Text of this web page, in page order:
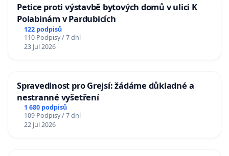
Petice proti výstavbě bytových domů v ulici K
Polabinám v Pardubicích
122 podpisů
110 Podpisy / 7 dní
23 Jul 2026
Spravedlnost pro Grejsí: žádáme důkladné a
nestranné vyšetření
1 680 podpisů
109 Podpisy / 7 dní
22 Jul 2026